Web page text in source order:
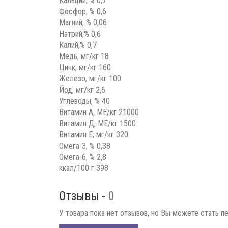
Фосфор, % 0,6
Магний, % 0,06
Натрий,% 0,6
Калий,% 0,7
Медь, мг/кг 18
Цинк, мг/кг 160
Железо, мг/кг 100
Йод, мг/кг 2,6
Углеводы, % 40
Витамин А, МЕ/кг 21000
Витамин Д, МЕ/кг 1500
Витамин Е, мг/кг 320
Омега-3, % 0,38
Омега-6, % 2,8
ккал/100 г 398
Отзывы - 0
У товара пока нет отзывов, но Вы можете стать